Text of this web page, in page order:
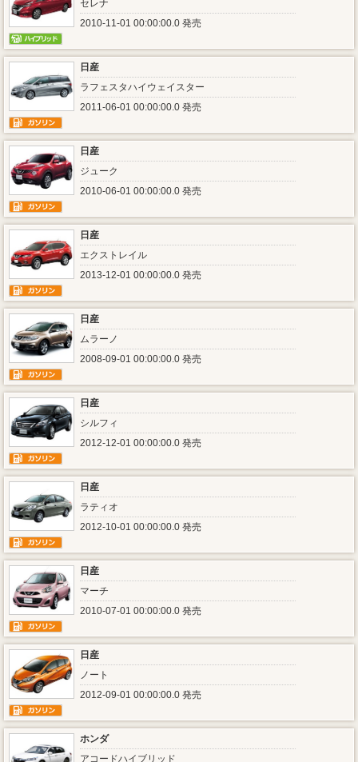
セレナ
2010-11-01 00:00:00.0 発売
日産
ラフェスタハイウェイスター
2011-06-01 00:00:00.0 発売
日産
ジューク
2010-06-01 00:00:00.0 発売
日産
エクストレイル
2013-12-01 00:00:00.0 発売
日産
ムラーノ
2008-09-01 00:00:00.0 発売
日産
シルフィ
2012-12-01 00:00:00.0 発売
日産
ラティオ
2012-10-01 00:00:00.0 発売
日産
マーチ
2010-07-01 00:00:00.0 発売
日産
ノート
2012-09-01 00:00:00.0 発売
ホンダ
アコードハイブリッド